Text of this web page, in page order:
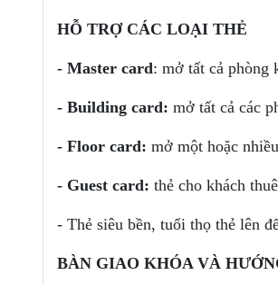
HỖ TRỢ CÁC LOẠI THẺ
- Master card: mở tất cả phòng
- Building card: mở tất cả các
- Floor card: mở một hoặc
- Guest card: thẻ cho khách
- Thẻ siêu bền, tuổi thọ thẻ lên
BÀN GIAO KHÓA VÀ